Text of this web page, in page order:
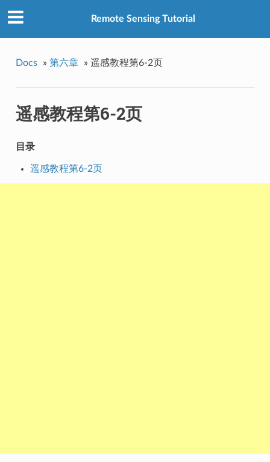
Remote Sensing Tutorial
Docs » 第六章 » 遥感教程第6-2页
遥感教程第6-2页
目录
遥感教程第6-2页